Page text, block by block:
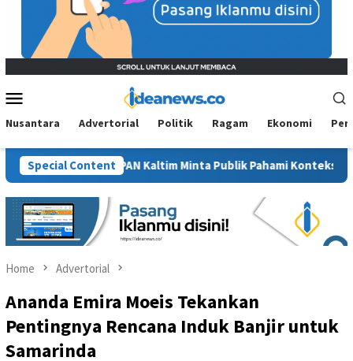
Menu
Nusantara Advertorial Politik Ragam Ekonomi
Special Content
BM PAN Kaltim Minta Publik Pahami Konteks Pidato Secara
Home Advertorial
Ananda Emira Moeis Tekankan
Pentingnya Rencana Induk Banjir untuk
Samarinda